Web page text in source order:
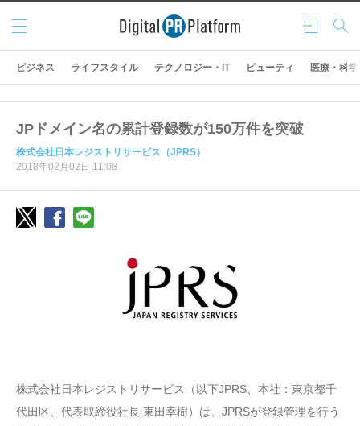
ログ
イン
検索
メニ
ュー
ビジネス ライフスタイル テクノロジー・IT ビューティ 医療・科学
JPドメイン名の累計登録数が150万件を突破
株式会社日本レジストリサービス（JPRS）
2018年02月02日 11:08
株式会社日本レジストリサービス（以下JPRS、本社：東京都千
代田区、代表取締役社長 東田幸樹）は、JPRSが登録管理を行う